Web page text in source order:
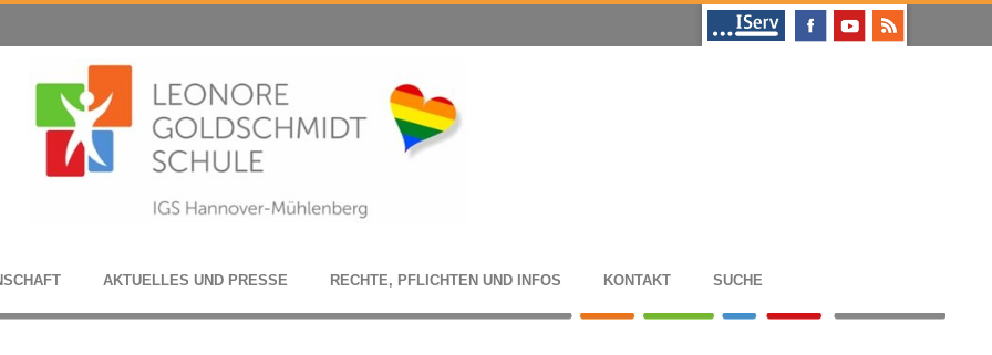
AKTU­EL­LES UND PRESSE RECHTE, PFLICH­TEN UND INFOS KON­TAKT SUCHE